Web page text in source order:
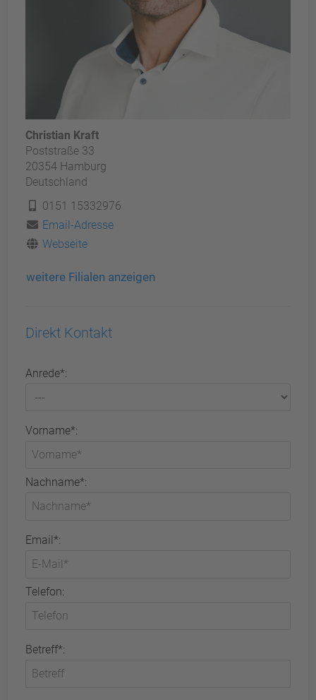
Christian Kraft
Poststraße 33
20354 Hamburg
Deutschland
0151 15332976
Email-Adresse
Webseite
weitere Filialen anzeigen
Direkt Kontakt
Anrede*:
Vorname*:
Nachname*:
Email*:
Telefon:
Betreff*: